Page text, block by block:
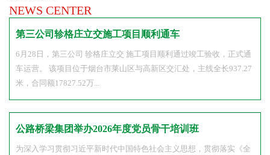
NEWS CENTER
第三公司轸格庄立交施工项目顺利通车
6月28日，第三公司 轸格庄立交 施工项目顺利通过竣工验收，正式通
车运营。 该项目位于烟台市莱山区与高新区交汇处，主线全长937.27
米，合同额17827.52万...
公路桥梁集团举办2026年度党员骨干培训班
为深入学习贯彻习近平新时代中国特色社会主义思想，贯彻落实《全